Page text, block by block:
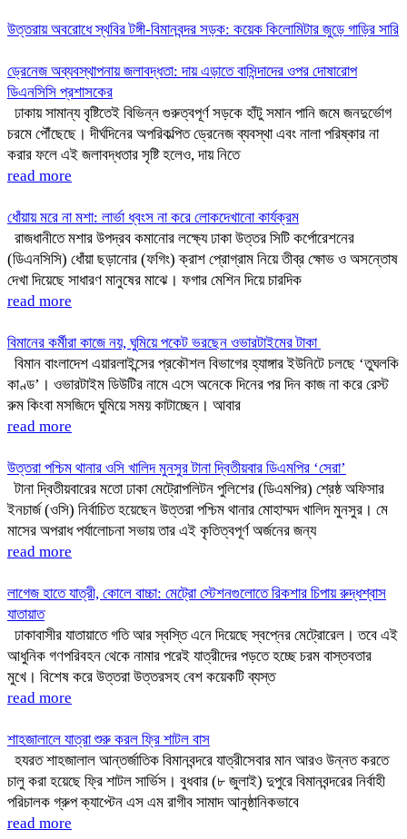
উত্তরায় অবরোধে স্থবির টঙ্গী-বিমানবন্দর সড়ক: কয়েক কিলোমিটার জুড়ে গাড়ির সারি
ড্রেনেজ অব্যবস্থাপনায় জলাবদ্ধতা: দায় এড়াতে বাসিন্দাদের ওপর দোষারোপ
ডিএনসিসি প্রশাসকের
ঢাকায় সামান্য বৃষ্টিতেই বিভিন্ন গুরুত্বপূর্ণ সড়কে হাঁটু সমান পানি জমে জনদুর্ভোগ
চরমে পৌঁছেছে। দীর্ঘদিনের অপরিকল্পিত ড্রেনেজ ব্যবস্থা এবং নালা পরিষ্কার না
করার ফলে এই জলাবদ্ধতার সৃষ্টি হলেও, দায় নিতে
read more
ধোঁয়ায় মরে না মশা: লার্ভা ধ্বংস না করে লোকদেখানো কার্যক্রম
রাজধানীতে মশার উপদ্রব কমানোর লক্ষ্যে ঢাকা উত্তর সিটি কর্পোরেশনের
(ডিএনসিসি) ধোঁয়া ছড়ানোর (ফগিং) ক্রাশ প্রোগ্রাম নিয়ে তীব্র ক্ষোভ ও অসন্তোষ
দেখা দিয়েছে সাধারণ মানুষের মাঝে। ফগার মেশিন দিয়ে চারদিক
read more
বিমানের কর্মীরা কাজে নয়, ঘুমিয়ে পকেট ভরছেন ওভারটাইমের টাকা
বিমান বাংলাদেশ এয়ারলাইন্সের প্রকৌশল বিভাগের হ্যাঙ্গার ইউনিটে চলছে ‘তুঘলকি
কাণ্ড’। ওভারটাইম ডিউটির নামে এসে অনেকে দিনের পর দিন কাজ না করে রেস্ট
রুম কিংবা মসজিদে ঘুমিয়ে সময় কাটাচ্ছেন। আবার
read more
উত্তরা পশ্চিম থানার ওসি খালিদ মুনসুর টানা দ্বিতীয়বার ডিএমপির ‘সেরা’
টানা দ্বিতীয়বারের মতো ঢাকা মেট্রোপলিটন পুলিশের (ডিএমপির) শ্রেষ্ঠ অফিসার
ইনচার্জ (ওসি) নির্বাচিত হয়েছেন উত্তরা পশ্চিম থানার মোহাম্মদ খালিদ মুনসুর। মে
মাসের অপরাধ পর্যালোচনা সভায় তার এই কৃতিত্বপূর্ণ অর্জনের জন্য
read more
লাগেজ হাতে যাত্রী, কোলে বাচ্চা: মেট্রো স্টেশনগুলোতে রিকশার চিপায় রুদ্ধশ্বাস
যাতায়াত
ঢাকাবাসীর যাতায়াতে গতি আর স্বস্তি এনে দিয়েছে স্বপ্নের মেট্রোরেল। তবে এই
আধুনিক গণপরিবহন থেকে নামার পরেই যাত্রীদের পড়তে হচ্ছে চরম বাস্তবতার
মুখে। বিশেষ করে উত্তরা উত্তরসহ বেশ কয়েকটি ব্যস্ত
read more
শাহজালালে যাত্রা শুরু করল ফ্রি শাটল বাস
হযরত শাহজালাল আন্তর্জাতিক বিমানবন্দরে যাত্রীসেবার মান আরও উন্নত করতে
চালু করা হয়েছে ফ্রি শাটল সার্ভিস। বুধবার (৮ জুলাই) দুপুরে বিমানবন্দরের নির্বাহী
পরিচালক গ্রুপ ক্যাপ্টেন এস এম রাগীব সামাদ আনুষ্ঠানিকভাবে
read more